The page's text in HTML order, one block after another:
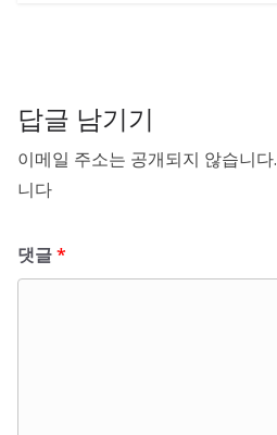
답글 남기기
이메일 주소는 공개되지 않습니다.
니다
댓글*